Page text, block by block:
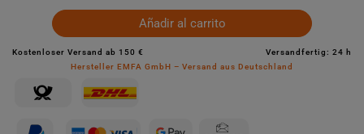
Añadir al carrito
Kostenloser Versand ab 150 €
Versandfertig: 24 h
Hersteller EMFA GmbH – Versand aus Deutschland